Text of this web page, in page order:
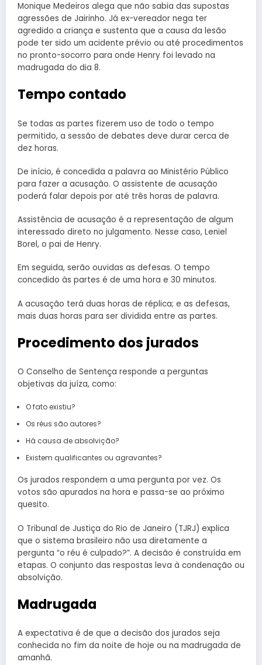
Monique Medeiros alega que não sabia das supostas
agressões de Jairinho. Já ex-vereador nega ter
agredido a criança e sustenta que a causa da lesão
pode ter sido um acidente prévio ou até procedimentos
no pronto-socorro para onde Henry foi levado na
madrugada do dia 8.
Tempo contado
Se todas as partes fizerem uso de todo o tempo
permitido, a sessão de debates deve durar cerca de
dez horas.
De início, é concedida a palavra ao Ministério Público
para fazer a acusação. O assistente de acusação
poderá falar depois por até três horas de palavra.
Assistência de acusação é a representação de algum
interessado direto no julgamento. Nesse caso, Leniel
Borel, o pai de Henry.
Em seguida, serão ouvidas as defesas. O tempo
concedido às partes é de uma hora e 30 minutos.
A acusação terá duas horas de réplica; e as defesas,
mais duas horas para ser dividida entre as partes.
Procedimento dos jurados
O Conselho de Sentença responde a perguntas
objetivas da juíza, como:
O fato existiu?
Os réus são autores?
Há causa de absolvição?
Existem qualificantes ou agravantes?
Os jurados respondem a uma pergunta por vez. Os
votos são apurados na hora e passa-se ao próximo
quesito.
O Tribunal de Justiça do Rio de Janeiro (TJRJ) explica
que o sistema brasileiro não usa diretamente a
pergunta “o réu é culpado?”. A decisão é construída em
etapas. O conjunto das respostas leva à condenação ou
absolvição.
Madrugada
A expectativa é de que a decisão dos jurados seja
conhecida no fim da noite de hoje ou na madrugada de
amanhã.